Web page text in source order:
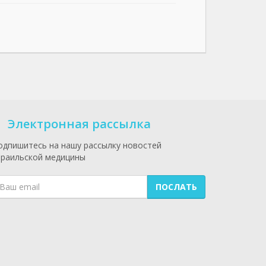
Электронная рассылка
на нашу рассылку новостей
медицины
ПОСЛАТЬ